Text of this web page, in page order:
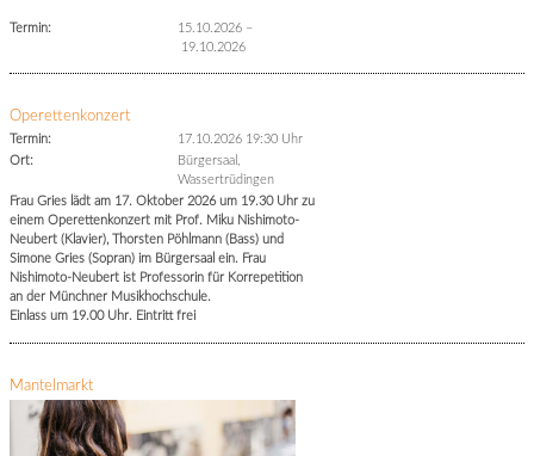
Termin: 15.10.2026 –
19.10.2026
Operettenkonzert
Termin:
17.10.2026 19:30 Uhr
Ort:
Bürgersaal,
Wassertrüdingen
Frau Gries lädt am 17. Oktober 2026 um 19.30 Uhr zu
einem Operettenkonzert mit Prof. Miku Nishimoto-
Neubert (Klavier), Thorsten Pöhlmann (Bass) und
Simone Gries (Sopran) im Bürgersaal ein. Frau
Nishimoto-Neubert ist Professorin für Korrepetition
an der Münchner Musikhochschule.
Einlass um 19.00 Uhr. Eintritt frei
Mantelmarkt